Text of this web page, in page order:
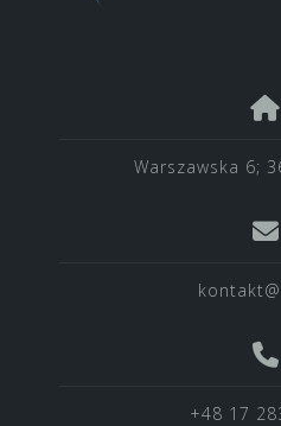
Warszawska 6;
+48 17